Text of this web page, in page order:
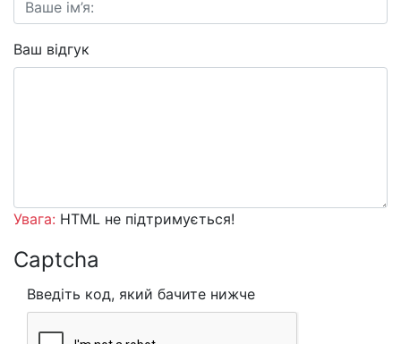
Ваш відгук
Увага: HTML не підтримується!
Captcha
Введіть код, який бачите нижче